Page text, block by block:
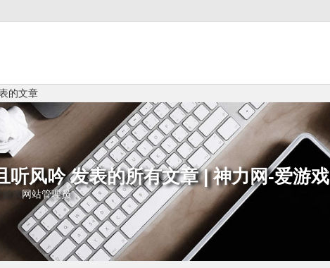
的文章
听风吟 发表的所有文章 | 神力网-爱游戏
游戏网站管理员